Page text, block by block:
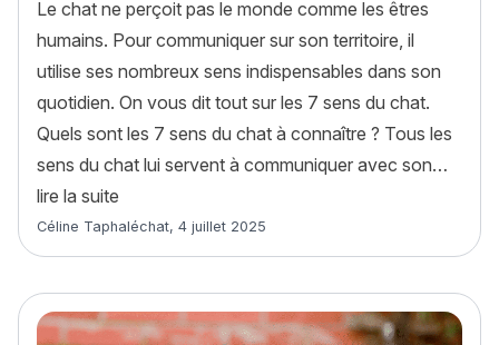
Le chat ne perçoit pas le monde comme les êtres
humains. Pour communiquer sur son territoire, il
utilise ses nombreux sens indispensables dans son
quotidien. On vous dit tout sur les 7 sens du chat.
Quels sont les 7 sens du chat à connaître ? Tous les
sens du chat lui servent à communiquer avec son…
lire la suite
Article rédigé par
Céline Taphaléchat, 4 juillet 2025